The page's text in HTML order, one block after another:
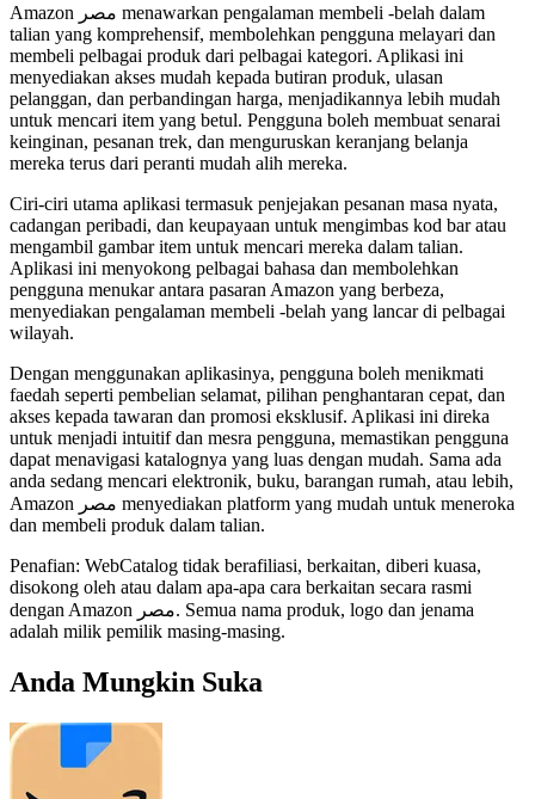
Amazon مصر menawarkan pengalaman membeli -belah dalam
talian yang komprehensif, membolehkan pengguna melayari dan
membeli pelbagai produk dari pelbagai kategori. Aplikasi ini
menyediakan akses mudah kepada butiran produk, ulasan
pelanggan, dan perbandingan harga, menjadikannya lebih mudah
untuk mencari item yang betul. Pengguna boleh membuat senarai
keinginan, pesanan trek, dan menguruskan keranjang belanja
mereka terus dari peranti mudah alih mereka.
Ciri-ciri utama aplikasi termasuk penjejakan pesanan masa nyata,
cadangan peribadi, dan keupayaan untuk mengimbas kod bar atau
mengambil gambar item untuk mencari mereka dalam talian.
Aplikasi ini menyokong pelbagai bahasa dan membolehkan
pengguna menukar antara pasaran Amazon yang berbeza,
menyediakan pengalaman membeli -belah yang lancar di pelbagai
wilayah.
Dengan menggunakan aplikasinya, pengguna boleh menikmati
faedah seperti pembelian selamat, pilihan penghantaran cepat, dan
akses kepada tawaran dan promosi eksklusif. Aplikasi ini direka
untuk menjadi intuitif dan mesra pengguna, memastikan pengguna
dapat menavigasi katalognya yang luas dengan mudah. Sama ada
anda sedang mencari elektronik, buku, barangan rumah, atau lebih,
Amazon مصر menyediakan platform yang mudah untuk meneroka
dan membeli produk dalam talian.
Penafian: WebCatalog tidak berafiliasi, berkaitan, diberi kuasa,
disokong oleh atau dalam apa-apa cara berkaitan secara rasmi
dengan Amazon مصر. Semua nama produk, logo dan jenama
adalah milik pemilik masing-masing.
Anda Mungkin Suka